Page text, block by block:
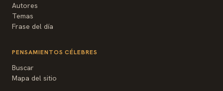
Autores
Temas
Frase del día
PENSAMIENTOS CÉLEBRES
Buscar
Mapa del sitio